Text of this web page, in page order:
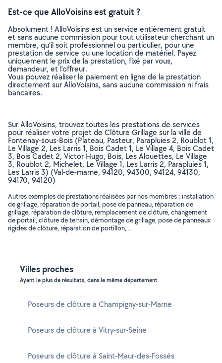
Est-ce que AlloVoisins est gratuit ?
Absolument ! AlloVoisins est un service entièrement gratuit
et sans aucune commission pour tout utilisateur cherchant un
membre, qu’il soit professionnel ou particulier, pour une
prestation de service ou une location de matériel. Payez
uniquement le prix de la prestation, fixé par vous,
demandeur, et l’offreur.
Vous pouvez réaliser le paiement en ligne de la prestation
directement sur AlloVoisins, sans aucune commission ni frais
bancaires.
Sur AlloVoisins, trouvez toutes les prestations de services
pour réaliser votre projet de Clôture Grillage sur la ville de
Fontenay-sous-Bois (Plateau, Pasteur, Parapluies 2, Roublot 1,
Le Village 2, Les Larris 1, Bois Cadet 1, Le Village 4, Bois Cadet
3, Bois Cadet 2, Victor Hugo, Bois, Les Alouettes, Le Village
3, Roublot 2, Michelet, Le Village 1, Les Larris 2, Parapluies 1,
Les Larris 3) (Val-de-marne, 94120, 94300, 94124, 94130,
94170, 94120)
Autres exemples de prestations réalisées par nos membres : installation
de grillage, réparation de portail, pose de panneau, réparation de
grillage, réparation de clôture, remplacement de clôture, changement
de portail, clôture de terrain, démontage de grillage, pose de panneaux
rigides de clôture, réparation de portillon, ..
Villes proches
Ayant le plus de résultats, dans le même département
Poseurs de clôture à Champigny-sur-Marne
Poseurs de clôture à Vitry-sur-Seine
Poseurs de clôture à Saint-Maur-des-Fossés